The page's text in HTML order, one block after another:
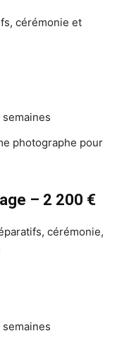
cérémonie et
photographe pour
– 2 200 €
cérémonie,